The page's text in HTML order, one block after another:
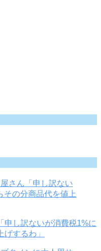
申し訳ないが消費税1%に
するわ」